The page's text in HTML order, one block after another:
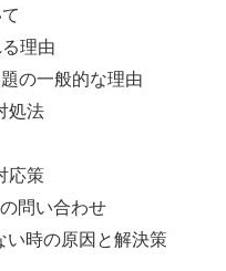
理由
の一般的な理由
処法
応策
問い合わせ
時の原因と解決策